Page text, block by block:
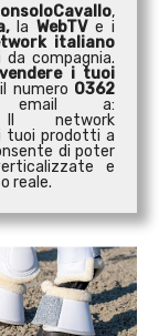
,
laWebTVe i
italiano
compagnia.
i tuoi
numero 0362
a:
network
tuoi prodotti a
di poter
e
reale.